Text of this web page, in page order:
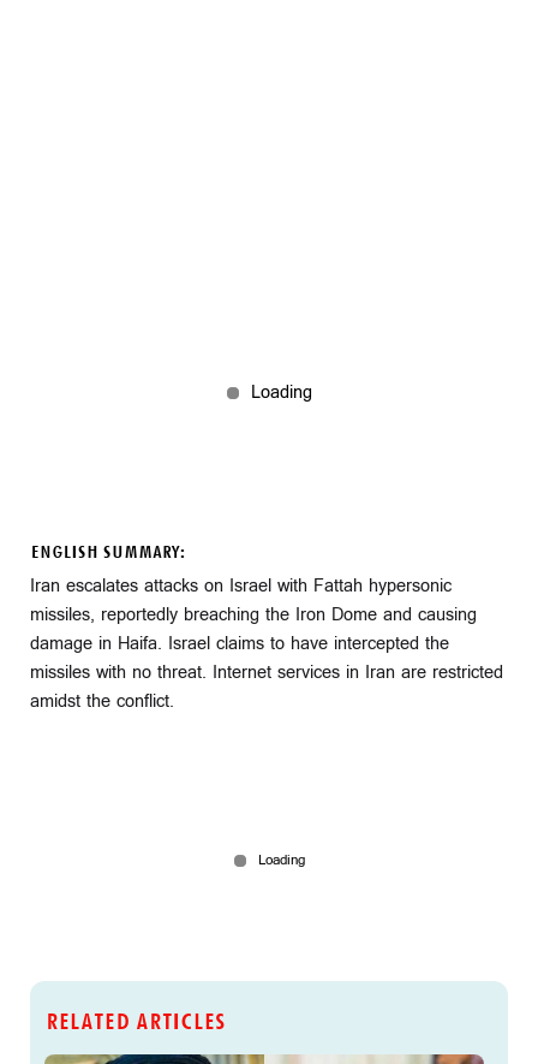
ENGLISH SUMMARY:
Iran escalates attacks on Israel with Fattah hypersonic
missiles, reportedly breaching the Iron Dome and causing
damage in Haifa. Israel claims to have intercepted the
missiles with no threat. Internet services in Iran are restricted
amidst the conflict.
RELATED ARTICLES